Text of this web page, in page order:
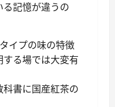
記憶が違うの
イプの味の特徴
る場では大変有
書に国産紅茶の